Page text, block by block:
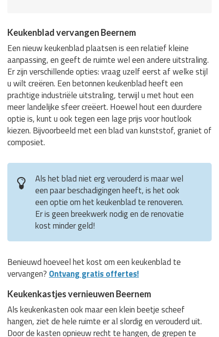
Keukenblad vervangen Beernem
Een nieuw keukenblad plaatsen is een relatief kleine
aanpassing, en geeft de ruimte wel een andere uitstraling.
Er zijn verschillende opties: vraag uzelf eerst af welke stijl
u wilt creëren. Een betonnen keukenblad heeft een
prachtige industriële uitstraling, terwijl u met hout een
meer landelijke sfeer creëert. Hoewel hout een duurdere
optie is, kunt u ook tegen een lage prijs voor houtlook
kiezen. Bijvoorbeeld met een blad van kunststof, graniet of
composiet.
Als het blad niet erg verouderd is maar wel
een paar beschadigingen heeft, is het ook
een optie om het keukenblad te renoveren.
Er is geen breekwerk nodig en de renovatie
kost minder geld!
Benieuwd hoeveel het kost om een keukenblad te
vervangen? Ontvang gratis offertes!
Keukenkastjes vernieuwen Beernem
Als keukenkasten ook maar een klein beetje scheef
hangen, ziet de hele ruimte er al slordig en verouderd uit.
Door de kasten opnieuw recht te hangen, de grepen te